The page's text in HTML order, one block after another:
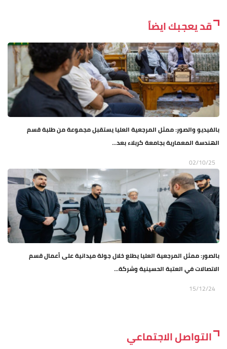
قد يعجبك ايضاً
بالفيديو والصور: ممثل المرجعية العليا يستقبل مجموعة من طلبة قسم
الهندسة المعمارية بجامعة كربلاء بعد...
02/10/25
بالصور: ممثل المرجعية العليا يطلع خلال جولة ميدانية على أعمال قسم
الاتصالات في العتبة الحسينية وشركة...
15/12/24
التواصل الاجتماعي